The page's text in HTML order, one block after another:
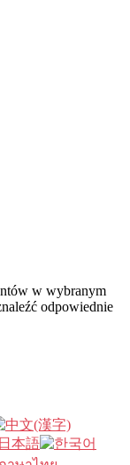
w wybranym
odpowiednie